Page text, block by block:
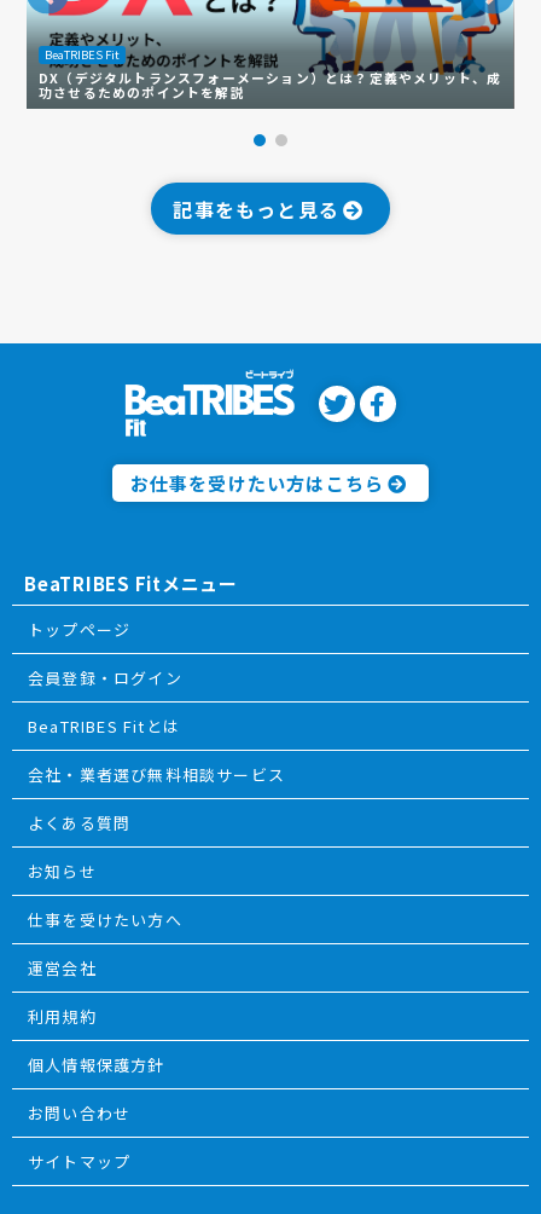
BeaTRIBES Fit
DX（デジタルトランスフォーメーション）とは？定義やメリット、成
功させるためのポイントを解説
記事をもっと見る
お仕事を受けたい方はこちら
BeaTRIBES Fitメニュー
トップページ
会員登録・ログイン
BeaTRIBES Fitとは
会社・業者選び無料相談サービス
よくある質問
お知らせ
仕事を受けたい方へ
運営会社
利用規約
個人情報保護方針
お問い合わせ
サイトマップ